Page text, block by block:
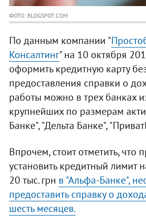
ФОТО: BLOGSPOT.COM
По данным компании "
Консалтинг" на 10 октября
оформить кредитную карту
предоставления справки о
работы можно в трех банках
крупнейших по размерам
Банке", "Дельта Банке",
Впрочем, стоит отметить, что
установить кредитный лимит
20 тыс. грн в "Альфа-Банке",
предоставить справку о
шесть месяцев.